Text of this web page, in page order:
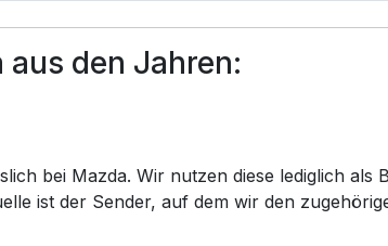
den Jahren:
bei Mazda. Wir nutzen diese lediglich als
ist der Sender, auf dem wir den